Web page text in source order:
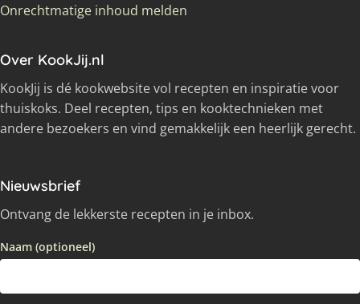
Onrechtmatige inhoud melden
Over KookJij.nl
KookJij is dé kookwebsite vol recepten en inspiratie voor
thuiskoks. Deel recepten, tips en kooktechnieken met
andere bezoekers en vind gemakkelijk een heerlijk gerecht.
Nieuwsbrief
Ontvang de lekkerste recepten in je inbox.
Naam (optioneel)